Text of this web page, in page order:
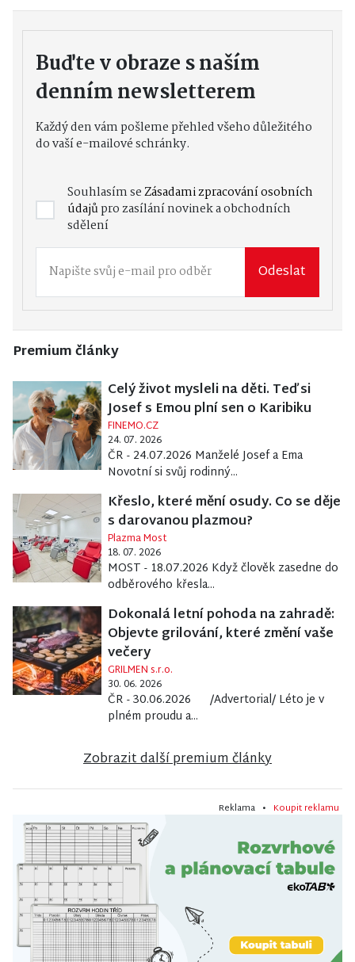
Buďte v obraze s naším
denním newsletterem
Každý den vám pošleme přehled všeho důležitého
do vaší e-mailové schránky.
Souhlasím seZásadami zpracování osobních
údajůpro zasílání novinek a obchodních
sdělení
Odeslat
Premium články
Celý život mysleli na děti. Teď si
Josef s Emou plní sen o Karibiku
FINEMO.CZ
24. 07. 2026
ČR - 24.07.2026 Manželé Josef a Ema
Novotní si svůj rodinný...
Křeslo, které mění osudy. Co se děje
s darovanou plazmou?
Plazma Most
18. 07. 2026
MOST - 18.07.2026 Když člověk zasedne do
odběrového křesla...
Dokonalá letní pohoda na zahradě:
Objevte grilování, které změní vaše
večery
GRILMEN s.r.o.
30. 06. 2026
ČR - 30.06.2026 /Advertorial/ Léto je v
plném proudu a...
Zobrazit další premium články
Reklama • Koupit reklamu